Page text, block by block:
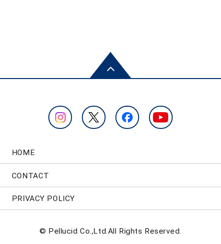
HOME
CONTACT
PRIVACY POLICY
© Pellucid Co.,Ltd.All Rights Reserved.